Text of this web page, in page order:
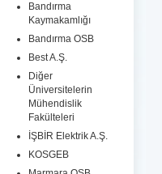
Bandırma
Kaymakamlığı
Bandırma OSB
Best A.Ş.
Diğer
Üniversitelerin
Mühendislik
Fakülteleri
İŞBİR Elektrik A.Ş.
KOSGEB